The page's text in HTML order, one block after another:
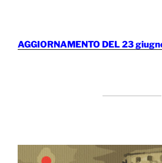
AGGIORNAMENTO DEL 23